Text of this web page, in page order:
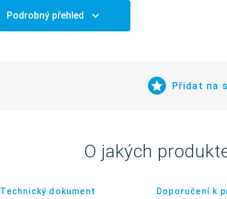
Podrobný přehled
Přidat na
O jakých
Technický dokument Doporučení k